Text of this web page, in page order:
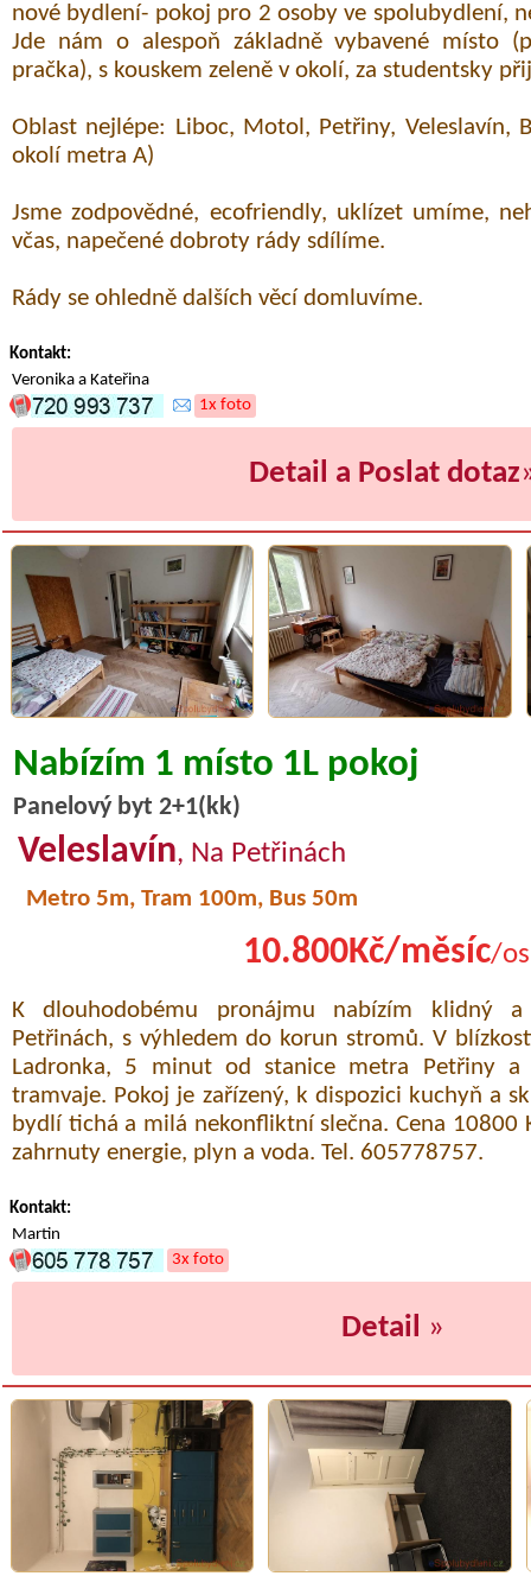
nové bydlení- pokoj pro 2 osoby ve spolubydlení,
Jde nám o alespoň základně vybavené místo
pračka), s kouskem zeleně v okolí, za studentsky
Oblast nejlépe: Liboc, Motol, Petřiny, Veleslavín,
okolí metra A)
Jsme zodpovědné, ecofriendly, uklízet umíme,
včas, napečené dobroty rády sdílíme.
Rády se ohledně dalších věcí domluvíme.
Kontakt:
Veronika a Kateřina
1x foto
Detail a Poslat dotaz
Nabízím 1 místo 1L pokoj
Panelový byt 2+1(kk)
Veleslavín, Na Petřinách
Metro 5m, Tram 100m, Bus 50m
10.800Kč/měsíc/
K dlouhodobému pronájmu nabízím klidný
Petřinách, s výhledem do korun stromů. V
Ladronka, 5 minut od stanice metra Petřiny
tramvaje. Pokoj je zařízený, k dispozici kuchyň a
bydlí tichá a milá nekonfliktní slečna. Cena 10800
zahrnuty energie, plyn a voda. Tel. 605778757.
Kontakt:
Martin
3x foto
Detail »